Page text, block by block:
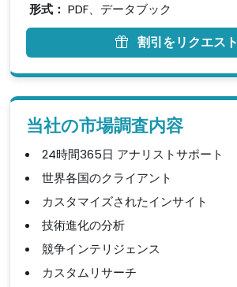
形式： PDF、データブック
割引をリクエスト
当社の市場調査内容
24時間365日 アナリストサポート
世界各国のクライアント
カスタマイズされたインサイト
技術進化の分析
競争インテリジェンス
カスタムリサーチ